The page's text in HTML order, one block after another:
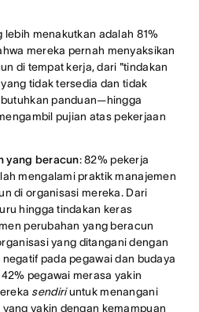
lebih menakutkan adalah 81%
mereka pernah menyaksikan
di tempat kerja, dari "tindakan
tidak tersedia dan tidak
panduan—hingga
pujian atas pekerjaan
yang beracun: 82% pekerja
mengalami praktik manajemen
di organisasi mereka. Dari
hingga tindakan keras
perubahan yang beracun
yang ditangani dengan
pada pegawai dan budaya
pegawai merasa yakin
sendiriuntuk menangani
yakin dengan kemampuan